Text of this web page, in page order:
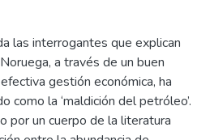
las interrogantes que explican
a través de un buen
gestión económica, ha
como la ‘maldición del petróleo’.
por un cuerpo de la literatura